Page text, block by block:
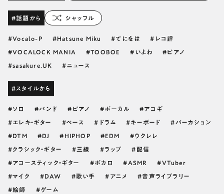
#話題から シャッフル
Vocalo-P Hatsune Miku てにをは レコ評
VOCALOCK MANIA TOOBOE いよわ ピアノ
sasakure.UK ニュース
#スタイルから
ソロ バンド ピアノ ボーカル アコギ
エレキ・ギター ベース ドラム キーボード パーカション
DTM DJ HIPHOP EDM ウクレレ
クラシック・ギター 三線 ラップ 配信
アコースティック・ギター ボカロ ASMR VTuber
マイク DAW 歌い手 アニメ 音声ライブラリー
絵師 ゲーム